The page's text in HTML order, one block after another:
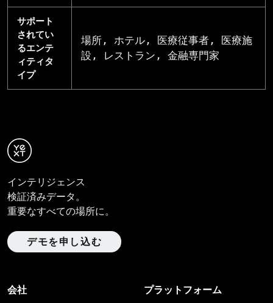
サポート
されてい
るエンテ
ィティタ
イプ
場所, ホテル, 医療従事者, 医療施
設, レストラン, 金融専門家
インテリジェンス
検証済みデータ。
重要なすべての場所に。
デモを申し込む
会社
プラットフォーム